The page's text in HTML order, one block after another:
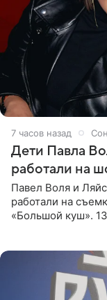
7 часов назад
Дети Павла
работали на
Павел Воля и
работали на
«Большой куш».